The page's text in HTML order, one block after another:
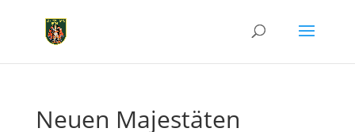
Neuen Majestäten